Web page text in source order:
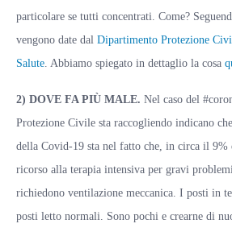
particolare se tutti concentrati. Come?
vengono date dal Dipartimento Protezione
Salute . Abbiamo spiegato in dettaglio la cosa
2) DOVE FA PIÙ MALE. Nel caso del
Protezione Civile sta raccogliendo indicano
della Covid-19 sta nel fatto che, in circa il 9%
ricorso alla terapia intensiva per gravi
richiedono ventilazione meccanica. I posti in
posti letto normali. Sono pochi e crearne di